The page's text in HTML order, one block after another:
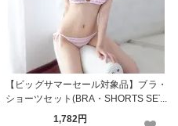
【ビッグサマーセール対象品】ブラ・
ショーツセット(BRA・SHORTS SET)
1,782円